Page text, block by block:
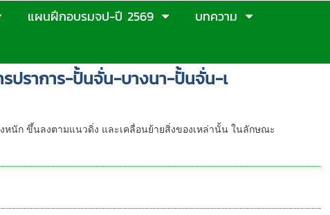
แผนฝึกอบรมจป-ปี 2569
บทความ
ราการ-ปั้นจั่น-บางนา-ปั้นจั่น-เ
หนัก ขึ้นลงตามแนวดิ่ง และเคลื่อนย้ายสิ่งของเหล่านั้น ในลักษณะ